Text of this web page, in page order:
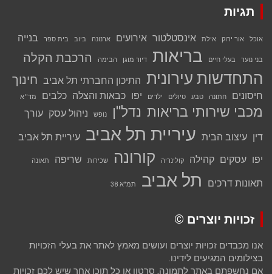
תגיות
אוכל אור ירוק אילת אינסטלטור אירועים ארנונה ביוב בית ספר בנייה
בני נוער בעלי חיים בריאות דיור מוגן הבימה הרכבת הקלה
התחדשות עירונית התיכון החברתי תל אביב חינוך
חיסונים חתונה טבע טיולים ילדים יפו כבאות והצלה כלבים מד''א
מכבי שירותי בריאות נדל''ן נופש ניהול עסק עורך
דין עיצוב הבית עיריית תל אביב עיריית תל אביב
יפו עסקים קהילה קולינריה קורונה שכירות שריפה תאונה
תאונות דרכים תל אביב תמ"א 38
זכויות יוצרים ©
אנו מכבדים זכויות יוצרים ועושים מאמץ לאתר את בעלי הזכויות
בצילומים המגיעים לידינו.
אם נחשפתם באתר לתמונה, סרטון או כל תוכן אחר שיש לכם זכויות